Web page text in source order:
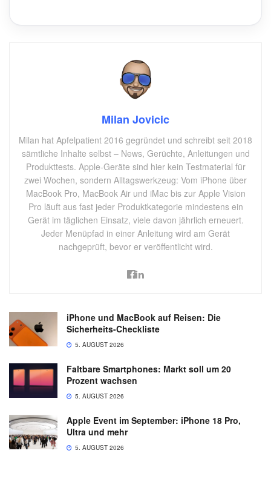
Milan Jovicic
Milan hat Apfelpatient 2016 gegründet und schreibt seit 2018
sämtliche Inhalte selbst – News, Gerüchte, Anleitungen und
Produkttests. Apple-Geräte sind hier kein Testmaterial für
zwei Wochen, sondern Alltagswerkzeug: Vom iPhone über
MacBook Pro, MacBook Air und iMac bis zur Apple Vision
Pro läuft aus fast jeder Produktkategorie mindestens ein
Gerät im täglichen Einsatz, viele davon jährlich erneuert.
Jeder Menüpfad in einer Anleitung wird am Gerät
nachgeprüft, bevor er veröffentlicht wird.
iPhone und MacBook auf Reisen: Die
Sicherheits-Checkliste
5. AUGUST 2026
Faltbare Smartphones: Markt soll um 20
Prozent wachsen
5. AUGUST 2026
Apple Event im September: iPhone 18 Pro,
Ultra und mehr
5. AUGUST 2026